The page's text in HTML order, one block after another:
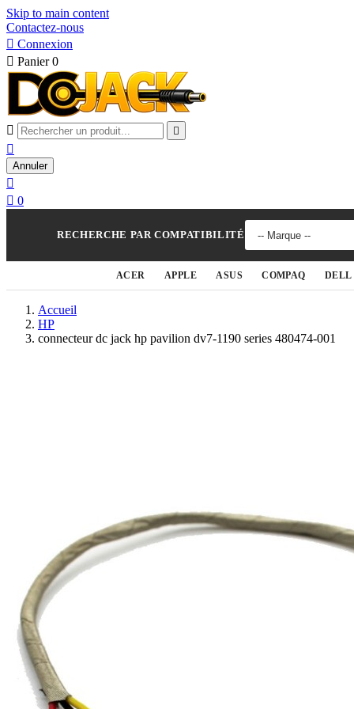
Skip to main content
Contactez-nous
 Connexion
 Panier 0
 

Annuler

 0
RECHERCHE PAR COMPATIBILITÉ
ACER APPLE ASUS COMPAQ DELL
Accueil
HP
connecteur dc jack hp pavilion dv7-1190 series 480474-001